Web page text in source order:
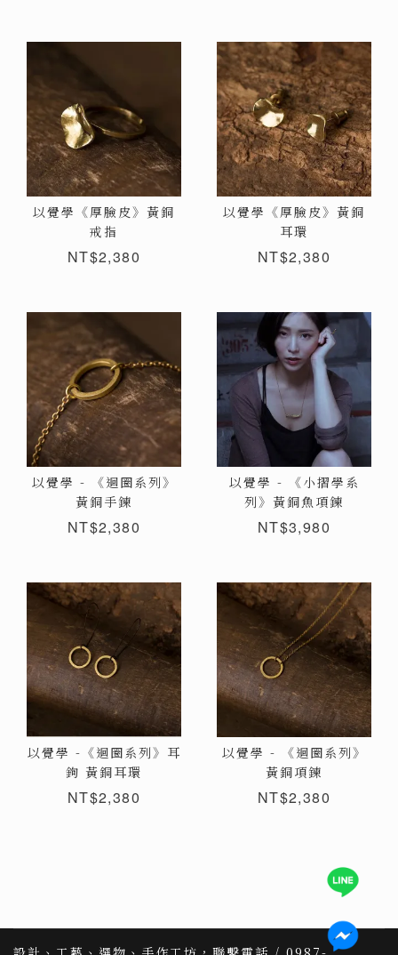
以覺學《厚臉皮》黃銅
戒指
NT$2,380
以覺學《厚臉皮》黃銅
耳環
NT$2,380
以覺學 - 《迴圈系列》
黃銅手鍊
NT$2,380
以覺學 - 《小摺學系
列》黃銅魚項鍊
NT$3,980
以覺學 -《迴圈系列》耳
鉤 黃銅耳環
NT$2,380
以覺學 - 《迴圈系列》
黃銅項鍊
NT$2,380